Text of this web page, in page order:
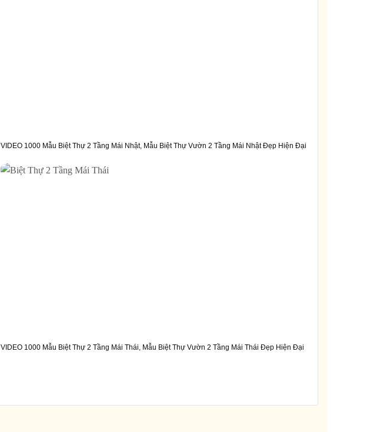
VIDEO 1000 Mẫu Biệt Thự 2 Tầng Mái Nhật, Mẫu Biệt Thự Vườn 2 Tầng Mái Nhật Đẹp Hiện Đại
VIDEO 1000 Mẫu Biệt Thự 2 Tầng Mái Thái, Mẫu Biệt Thự Vườn 2 Tầng Mái Thái Đẹp Hiện Đại